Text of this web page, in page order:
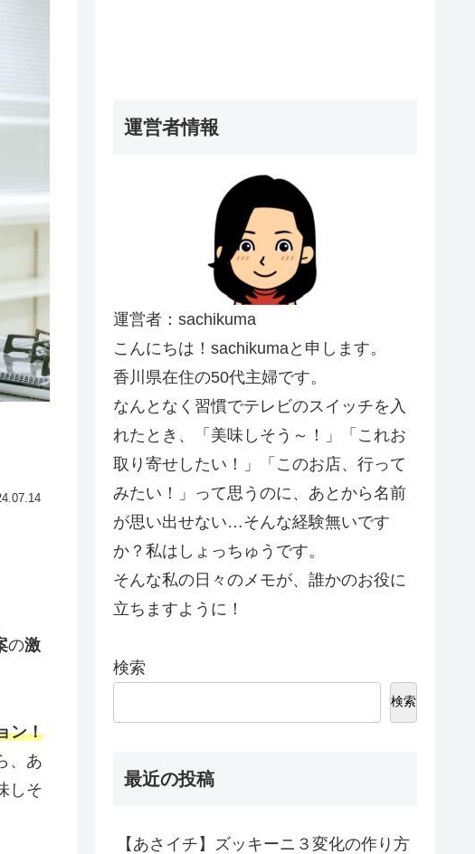
の激
ン！
、あ
しそ
運営者情報
運営者：sachikuma
こんにちは！sachikumaと申します。
香川県在住の50代主婦です。
なんとなく習慣でテレビのスイッチを入
れたとき、「美味しそう～！」「これお
取り寄せしたい！」「このお店、行って
みたい！」って思うのに、あとから名前
が思い出せない…そんな経験無いです
か？私はしょっちゅうです。
そんな私の日々のメモが、誰かのお役に
立ちますように！
検索
検索
最近の投稿
【あさイチ】ズッキーニ３変化の作り方